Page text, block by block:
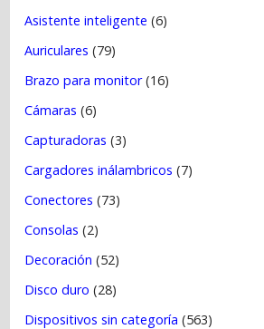
Asistente inteligente (6)
Auriculares (79)
Brazo para monitor(16)
Cámaras (6)
Capturadoras (3)
Cargadores inálambricos (7)
Conectores (73)
Consolas (2)
Decoración (52)
Disco duro (28)
Dispositivos sin categoría (563)